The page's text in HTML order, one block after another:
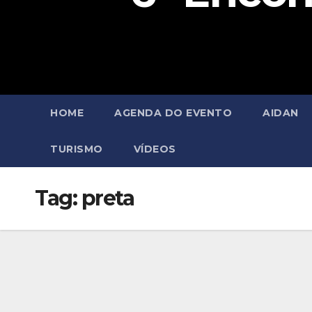
HOME AGENDA DO EVENTO AIDAN
TURISMO VÍDEOS
Tag: preta